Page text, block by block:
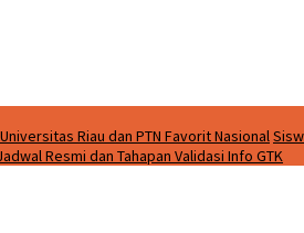
Riau dan PTN Favorit Nasional
Resmi dan Tahapan Validasi Info GTK